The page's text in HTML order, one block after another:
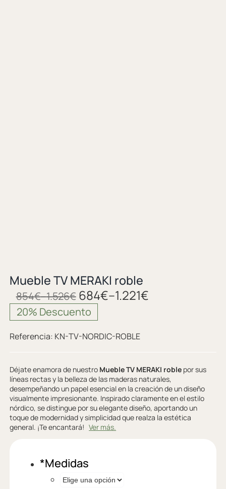
Mueble TV MERAKI roble
854€–1.526€ 684€–1.221€
20% Descuento
Referencia: KN-TV-NORDIC-ROBLE
Déjate enamora de nuestro Mueble TV MERAKI roble por sus
líneas rectas y la belleza de las maderas naturales,
desempeñando un papel esencial en la creación de un diseño
visualmente impresionante. Inspirado claramente en el estilo
nórdico, se distingue por su elegante diseño, aportando un
toque de modernidad y simplicidad que realza la estética
general. ¡Te encantará!Ver más.
*Medidas